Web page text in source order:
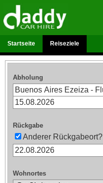
Startseite Reiseziele
Abholung
Rückgabe
Anderer Rückgabeort?
Wohnortes